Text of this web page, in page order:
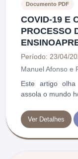
Documento PDF
COVID-19 E
PROCESSO
Período: 23/04/
Manuel Afonso e
Este artigo
assola o mundo
Ver Detalhes